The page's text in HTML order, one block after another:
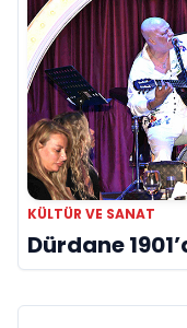
KÜLTÜR VE SANAT
Dürdane